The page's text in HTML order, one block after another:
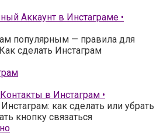
Аккаунт в Инстаграме •
популярным — правила для
сделать Инстаграм
в Инстаграм •
как сделать или убрать
кнопку связаться